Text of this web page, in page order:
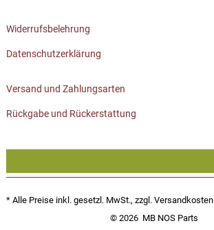
Widerrufsbelehrung
Datenschutzerklärung
Versand und Zahlungsarten
Rückgabe und Rückerstattung
* Alle Preise inkl. gesetzl. MwSt., zzgl. Versandkosten
© 2026 MB NOS Parts